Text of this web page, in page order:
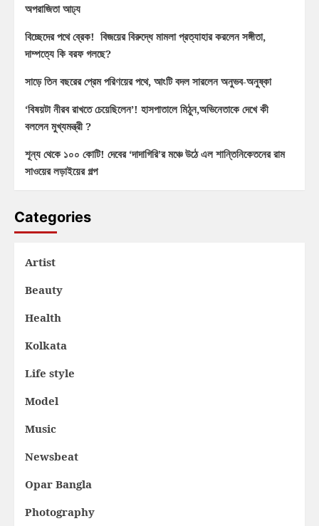
অপরাজিতা আঢ্য
বিচ্ছেদের পথে ব্রেক! বিজয়ের বিরুদ্ধে মামলা প্রত্যাহার করলেন সঙ্গীতা,
দাম্পত্যে কি বরফ গলছে?
সাড়ে তিন বছরের প্রেম পরিণয়ের পথে, আংটি বদল সারলেন অনুভব-অনুষ্কা
‘বিষয়টা নীরব রাখতে চেয়েছিলেন’! হাসপাতালে মিঠুন,অভিনেতাকে দেখে কী
বললেন মুখ্যমন্ত্রী ?
শূন্য থেকে ১০০ কোটি! দেবের ‘দাদাগিরি’র মঞ্চে উঠে এল শান্তিনিকেতনের রাম
সাওয়ের লড়াইয়ের গল্প
Categories
Artist
Beauty
Health
Kolkata
Life style
Model
Music
Newsbeat
Opar Bangla
Photography